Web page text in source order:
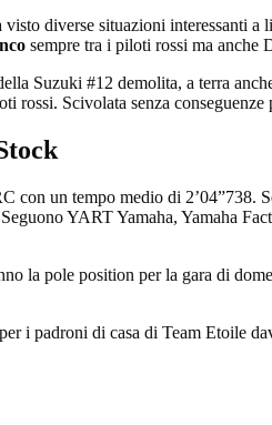
diverse situazioni interessanti
sempre tra i piloti rossi ma
Suzuki #12 demolita, a terra
rossi. Scivolata senza conseguenze
con un tempo medio di
YART Yamaha, Yamaha
la pole position per la gara di
i padroni di casa di Team